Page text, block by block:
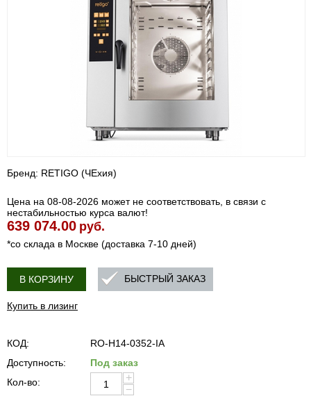
Бренд: RETIGO (ЧЕхия)
Цена на 08-08-2026 может не соответствовать, в связи с
нестабильностью курса валют!
639 074.00 руб.
*со склада в Москве (доставка 7-10 дней)
В КОРЗИНУ
Купить в лизинг
БЫСТРЫЙ ЗАКАЗ
КОД:
RO-H14-0352-IA
Доступность:
Под заказ
Кол-во:
+
−